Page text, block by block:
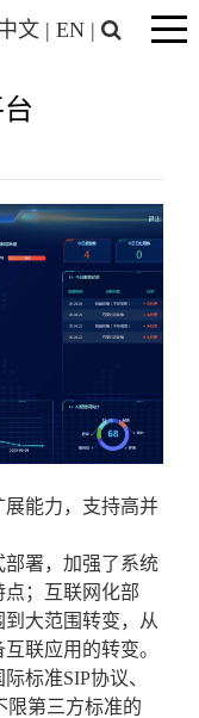
文 | EN |
能力，支持高并
署，加强了系统
；互联网化部
大范围转变，从
联应用的转变。
标准SIP协议、
限第三方标准的